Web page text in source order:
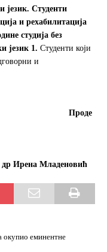
језик. Студенти
и рехабилитација
студија без
језик 1. Студенти који
и
Проде
окупио еминентне